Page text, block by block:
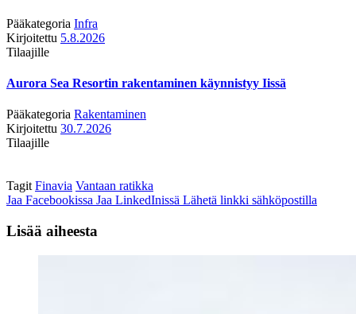
Pääkategoria Infra
Kirjoitettu 5.8.2026
Tilaajille
Aurora Sea Resortin rakentaminen käynnistyy Iissä
Pääkategoria Rakentaminen
Kirjoitettu 30.7.2026
Tilaajille
Tagit Finavia Vantaan ratikka
Jaa Facebookissa Jaa LinkedInissä Lähetä linkki sähköpostilla
Lisää aiheesta